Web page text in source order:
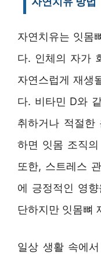
자연치유는 잇몸
다. 인체의 자가
자연스럽게 재생
다. 비타민 D와
취하거나 적절한
하면 잇몸 조직
또한, 스트레스
에 긍정적인 영
단하지만 잇몸뼈
일상 생활 속에